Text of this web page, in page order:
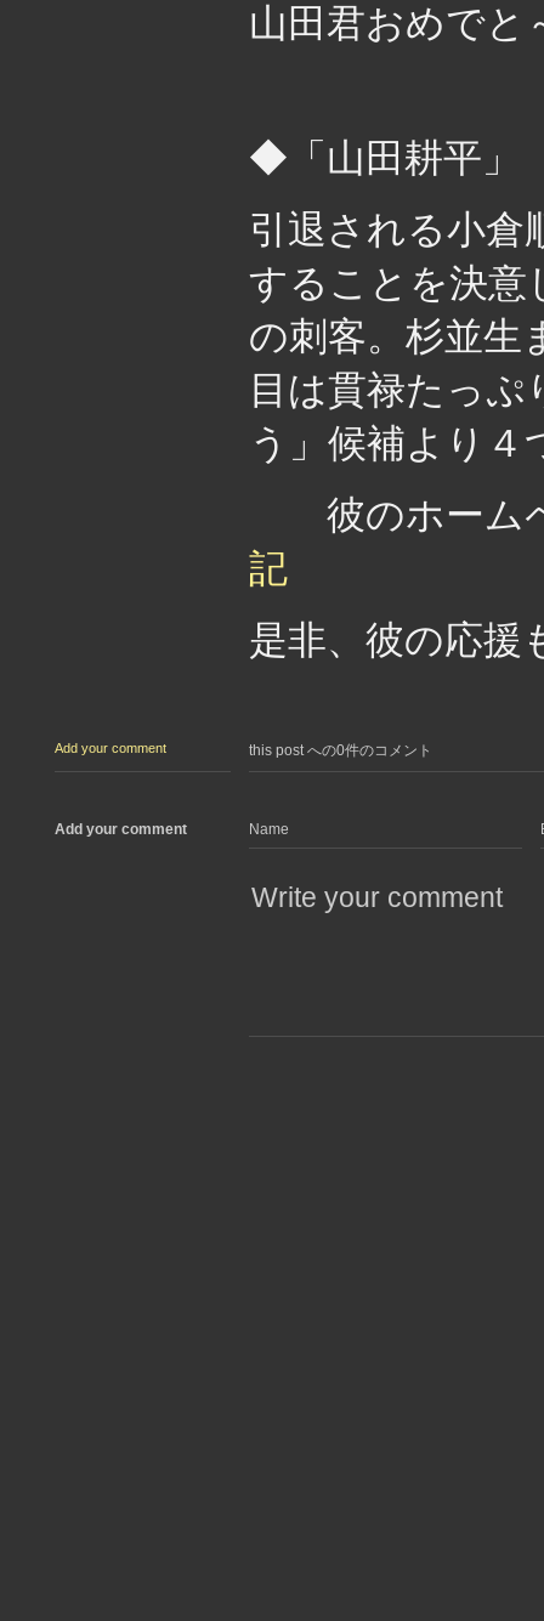
山田君おめでと
◆「山田耕平」
引退される小倉
することを決意
の刺客。杉並生
目は貫禄たっ
う」候補より４
彼のホーム
記
是非、彼の応援
Add your comment this post への0件のコメント
Add your comment